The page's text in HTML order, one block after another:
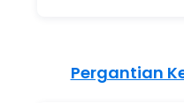
Pergantian